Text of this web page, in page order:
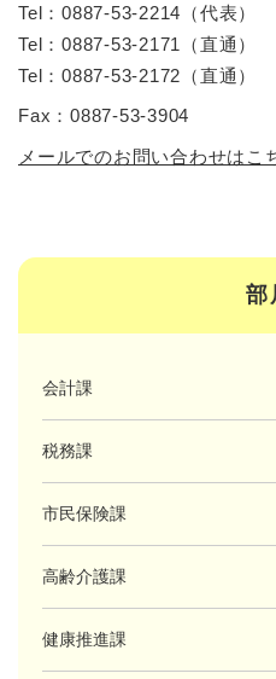
Tel：0887-53-2214 （代表）
Tel：0887-53-2171
（直通 ）
Tel：0887-53-2172 （直通 ）
Fax：0887-53-3904
メールでのお問い合わせはこ
部
会計課
税務課
市民保険課
高齢介護課
健康推進課